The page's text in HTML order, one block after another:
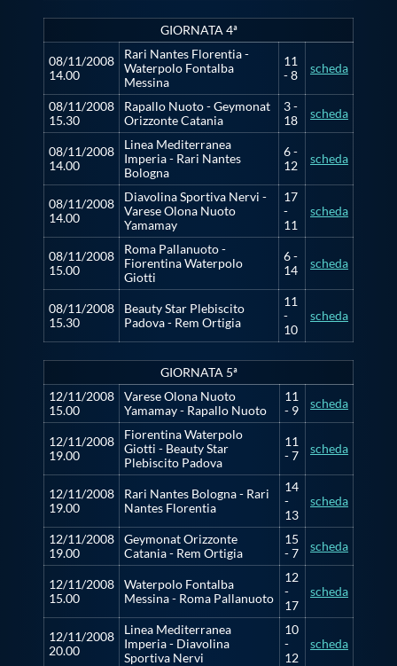
Intranet
Webmail
Contatti
Mappa del sito
GIORNATA 4ª
08/11/2008
14.00
Rari Nantes Florentia -
Waterpolo Fontalba
Messina
11
- 8
scheda
08/11/2008
15.30
Rapallo Nuoto - Geymonat
Orizzonte Catania
3 -
18
scheda
08/11/2008
14.00
Linea Mediterranea
Imperia - Rari Nantes
Bologna
6 -
12
scheda
08/11/2008
14.00
Diavolina Sportiva Nervi -
Varese Olona Nuoto
Yamamay
17
-
11
scheda
08/11/2008
15.00
Roma Pallanuoto -
Fiorentina Waterpolo
Giotti
6 -
14
scheda
08/11/2008
15.30
Beauty Star Plebiscito
Padova - Rem Ortigia
11
-
10
scheda
GIORNATA 5ª
12/11/2008
15.00
Varese Olona Nuoto
Yamamay - Rapallo Nuoto
11
- 9
scheda
12/11/2008
19.00
Fiorentina Waterpolo
Giotti - Beauty Star
Plebiscito Padova
11
- 7
scheda
12/11/2008
19.00
Rari Nantes Bologna - Rari
Nantes Florentia
14
-
13
scheda
12/11/2008
19.00
Geymonat Orizzonte
Catania - Rem Ortigia
15
- 7
scheda
12/11/2008
15.00
Waterpolo Fontalba
Messina - Roma Pallanuoto
12
-
17
scheda
12/11/2008
20.00
Linea Mediterranea
Imperia - Diavolina
Sportiva Nervi
10
-
12
scheda